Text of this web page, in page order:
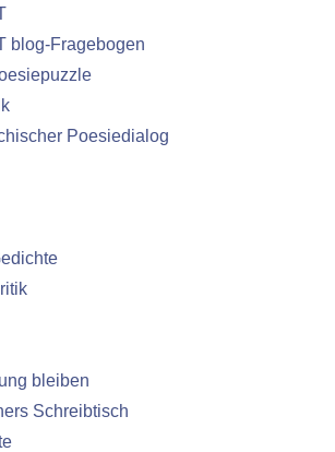
blog-Fragebogen
Poesiedialog
bleiben
Schreibtisch